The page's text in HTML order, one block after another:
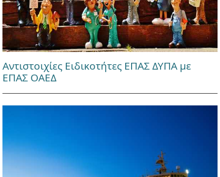
Αντιστοιχίες Ειδικοτήτες ΕΠΑΣ ΔΥΠΑ με
ΕΠΑΣ ΟΑΕΔ